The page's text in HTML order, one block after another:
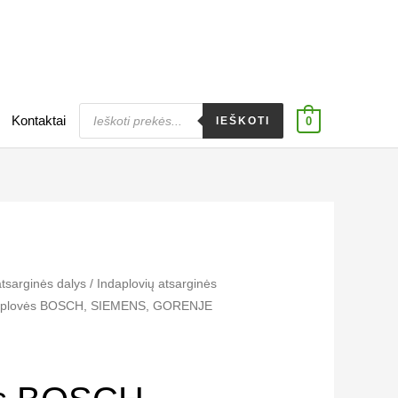
Kontaktai
Products
search
IEŠKOTI 0
dalys / Indaplovių atsarginės
BOSCH, SIEMENS, GORENJE